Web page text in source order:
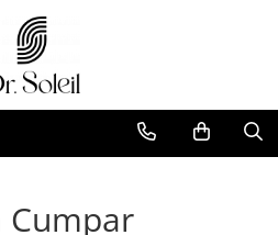
Cumpar